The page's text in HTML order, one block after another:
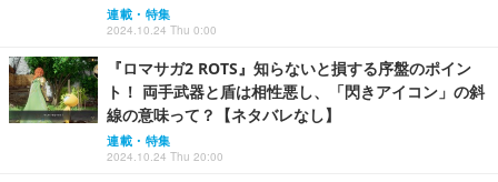
連載・特集
2024.10.24 Thu 0:00
『ロマサガ2 ROTS』知らないと損する序盤のポイン
ト！ 両手武器と盾は相性悪し、「閃きアイコン」の斜
線の意味って？【ネタバレなし】
連載・特集
2024.10.24 Thu 20:00